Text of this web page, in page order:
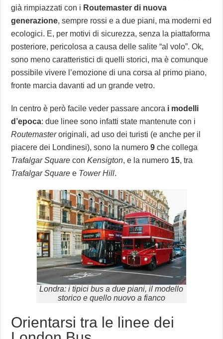
già rimpiazzati con i Routemaster di nuova
generazione, sempre rossi e a due piani, ma moderni ed
ecologici. E, per motivi di sicurezza, senza la piattaforma
posteriore, pericolosa a causa delle salite “al volo”. Ok,
sono meno caratteristici di quelli storici, ma è comunque
possibile vivere l’emozione di una corsa al primo piano,
fronte marcia davanti ad un grande vetro.
In centro è però facile veder passare ancora i modelli
d’epoca: due linee sono infatti state mantenute con i
Routemasteroriginali, ad uso dei turisti (e anche per il
piacere dei Londinesi), sono la numero9 che collega
Trafalgar Square conKensigton, e la numero 15, tra
Trafalgar Square e Tower Hill.
Londra: i tipici bus a due piani, il modello
storico e quello nuovo a fianco
Orientarsi tra le linee dei